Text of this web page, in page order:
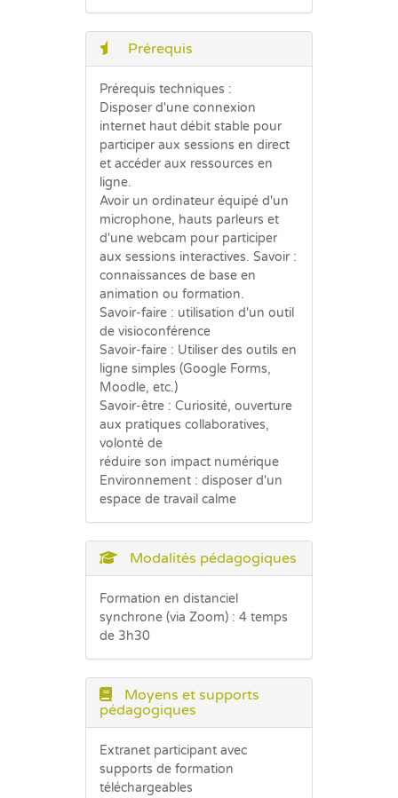
Prérequis
Prérequis techniques :
Disposer d'une connexion
internet haut débit stable pour
participer aux sessions en direct
et accéder aux ressources en
ligne.
Avoir un ordinateur équipé d'un
microphone, hauts parleurs et
d'une webcam pour participer
aux sessions interactives. Savoir :
connaissances de base en
animation ou formation.
Savoir-faire : utilisation d'un outil
de visioconférence
Savoir-faire : Utiliser des outils en
ligne simples (Google Forms,
Moodle, etc.)
Savoir-être : Curiosité, ouverture
aux pratiques collaboratives,
volonté de
réduire son impact numérique
Environnement : disposer d'un
espace de travail calme
Modalités pédagogiques
Formation en distanciel
synchrone (via Zoom) : 4 temps
de 3h30
Moyens et supports
pédagogiques
Extranet participant avec
supports de formation
téléchargeables